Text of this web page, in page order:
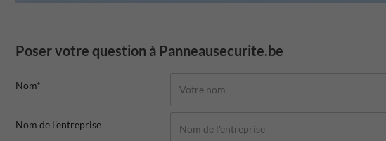
Poser votre question à Panneausecurite.be
Nom*
Nom de l'entreprise